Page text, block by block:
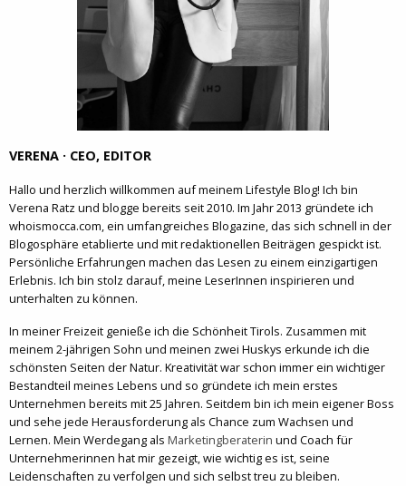
VERENA · CEO, EDITOR
Hallo und herzlich willkommen auf meinem Lifestyle Blog! Ich bin
Verena Ratz und blogge bereits seit 2010. Im Jahr 2013 gründete ich
whoismocca.com, ein umfangreiches Blogazine, das sich schnell in der
Blogosphäre etablierte und mit redaktionellen Beiträgen gespickt ist.
Persönliche Erfahrungen machen das Lesen zu einem einzigartigen
Erlebnis. Ich bin stolz darauf, meine LeserInnen inspirieren und
unterhalten zu können.
In meiner Freizeit genieße ich die Schönheit Tirols. Zusammen mit
meinem 2-jährigen Sohn und meinen zwei Huskys erkunde ich die
schönsten Seiten der Natur. Kreativität war schon immer ein wichtiger
Bestandteil meines Lebens und so gründete ich mein erstes
Unternehmen bereits mit 25 Jahren. Seitdem bin ich mein eigener Boss
und sehe jede Herausforderung als Chance zum Wachsen und
Lernen. Mein Werdegang als Marketingberaterin und Coach für
Unternehmerinnen hat mir gezeigt, wie wichtig es ist, seine
Leidenschaften zu verfolgen und sich selbst treu zu bleiben.